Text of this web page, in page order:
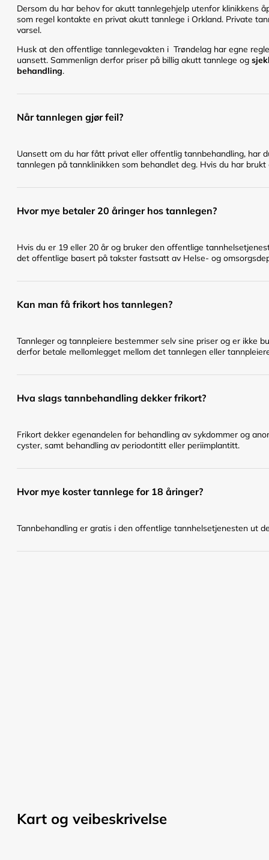
Dersom du har behov for akutt tannlegehjelp utenfor klinikkens
som regel kontakte en privat akutt tannlege i Orkland. Private
varsel.
Husk at den offentlige tannlegevakten i Trøndelag har egne
uansett. Sammenlign derfor priser på billig akutt tannlege og
behandling.
Når tannlegen gjør feil?
Uansett om du har fått privat eller offentlig tannbehandling, har
tannlegen på tannklinikken som behandlet deg. Hvis du har
Hvor mye betaler 20 åringer hos tannlegen?
Hvis du er 19 eller 20 år og bruker den offentlige
det offentlige basert på takster fastsatt av Helse- og
Kan man få frikort hos tannlegen?
Tannleger og tannpleiere bestemmer selv sine priser og er ikke
derfor betale mellomlegget mellom det tannlegen eller
Hva slags tannbehandling dekker frikort?
Frikort dekker egenandelen for behandling av sykdommer og
cyster, samt behandling av periodontitt eller periimplantitt.
Hvor mye koster tannlege for 18 åringer?
Tannbehandling er gratis i den offentlige tannhelsetjenesten ut
Kart og veibeskrivelse